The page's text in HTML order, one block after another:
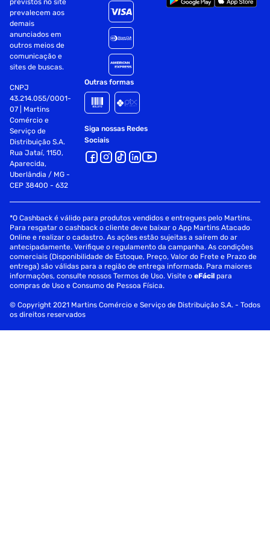
Estrutura: Metal 30% mais espesso que a estrutura normal
já usada em outras cadeiras
Apoio de Braços: 4D
Pistão Gás: 80mm Class 4
Reclinável: De 90 a 180 graus
Base: Construído com Aço de 350mm
Rodas: 6cm Nylon
Peso Max. Recomendado: 160Kg
Altura Max. Recomendada: Entre 170cm até 190cm
Garantia: 01 ano de garantia, sendo de (9 meses de
garantia contratual junto ao fabricante + 3 meses
referentes à garantia legal, nos termos do artigo 26, II, do
Código de Defesa do Consumidor)
previstos no site
prevalecem aos
demais
anunciados em
outros meios de
comunicação e
sites de buscas.
CNPJ
43.214.055/0001-
07 | Martins
Comércio e
Serviço de
Distribuição S.A.
Rua Jataí, 1150,
Aparecida,
Uberlândia / MG -
CEP 38400 - 632
Outras formas
Siga nossas Redes
Sociais
*O Cashback é válido para produtos vendidos e entregues pelo Martins.
Para resgatar o cashback o cliente deve baixar o App Martins Atacado
Online e realizar o cadastro. As ações estão sujeitas a saírem do ar
antecipadamente. Verifique o regulamento da campanha. As condições
comerciais (Disponibilidade de Estoque, Preço, Valor do Frete e Prazo de
entrega) são válidas para a região de entrega informada. Para maiores
informações, consulte nossos Termos de Uso. Visite oeFácil para
compras de Uso e Consumo de Pessoa Física.
© Copyright 2021 Martins Comércio e Serviço de Distribuição S.A. - Todos
os direitos reservados